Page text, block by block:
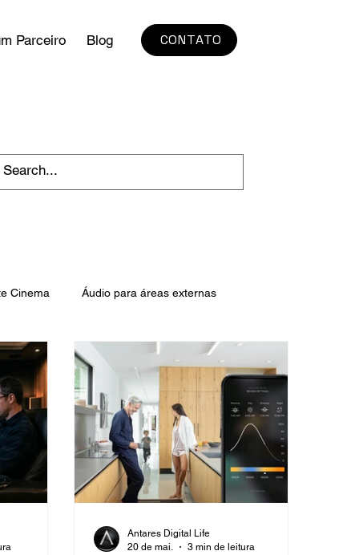
Parceiro Blog CONTATO
Cinema Áudio para áreas externas
Antares Digital Life
20 de mai.
3 min de leitura